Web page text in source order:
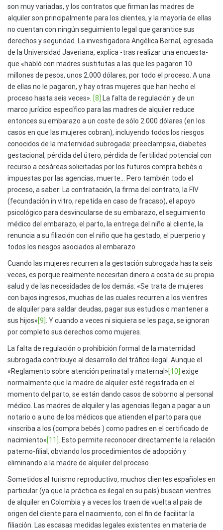
son muy variadas, y los contratos que firman las madres de
alquiler son principalmente para los clientes, y la mayoría de ellas
no cuentan con ningún seguimiento legal que garantice sus
derechos y seguridad. La investigadora Angélica Bernal, egresada
de la Universidad Javeriana, explica -tras realizar una encuesta-
que «habló con madres sustitutas a las que les pagaron 10
millones de pesos, unos 2.000 dólares, por todo el proceso. A una
de ellas no le pagaron, y hay otras mujeres que han hecho el
proceso hasta seis veces». [8]
La falta de regulación y de un
marco jurídico específico para las madres de alquiler reduce
entonces su embarazo a un coste de sólo 2.000 dólares (en los
casos en que las mujeres cobran), incluyendo todos los riesgos
conocidos de la maternidad subrogada: preeclampsia, diabetes
gestacional, pérdida del útero, pérdida de fertilidad potencial con
recurso a cesáreas solicitadas por los futuros compra bebés o
impuestas por las agencias, muerte… Pero también todo el
proceso, a saber: La contratación, la firma del contrato, la FIV
(fecundación in vitro, repetida en caso de fracaso), el apoyo
psicológico para desvincularse de su embarazo, el seguimiento
médico del embarazo, el parto, la entrega del niño al cliente, la
renuncia a su filiación con el niño que ha gestado, el puerperio y
todos los riesgos asociados al embarazo.
Cuando las mujeres recurren a la gestación subrogada hasta seis
veces, es porque realmente necesitan dinero a costa de su propia
salud y de las necesidades de los demás: «Se trata de mujeres
con bajos ingresos, muchas de las cuales recurren a los vientres
de alquiler para saldar deudas, pagar sus estudios o mantener a
sus hijos»[9]
. Y cuando a veces ni siquiera se les paga, se ignoran
por completo sus derechos como mujeres.
La falta de regulación o prohibición formal de la maternidad
subrogada contribuye al desarrollo del tráfico ilegal. Aunque el
«Reglamento sobre atención perinatal y maternal»[10] exige
normalmente que la madre de alquiler esté registrada en el
momento del parto, se están dando casos de soborno al personal
médico. Las madres de alquiler y las agencias llegan a pagar a un
notario o a uno de los médicos que atienden el parto para que
«inscriba a los (compra bebés ) como padres en el certificado de
nacimiento»[11]
. Esto permite reconocer directamente la relación
paterno-filial, obviando los procedimientos de adopción y
eliminando a la madre de alquiler del proceso.
Sometidos al turismo reproductivo, muchos clientes españoles en
particular (ya que la práctica es ilegal en su país) buscan vientres
de alquiler en Colombia y a veces los traen de vuelta al país de
origen del cliente para el nacimiento, con el fin de facilitar la
filiación. Las escasas medidas legales existentes en materia de